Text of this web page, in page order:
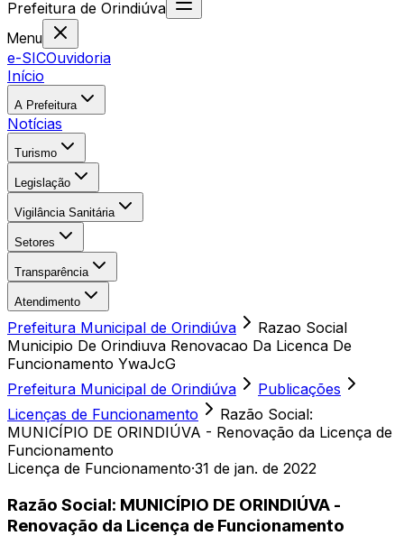
Prefeitura de Orindiúva
Menu
e-SICOuvidoria
Início
A Prefeitura
Notícias
Turismo
Legislação
Vigilância Sanitária
Setores
Transparência
Atendimento
Prefeitura Municipal de Orindiúva
Razao Social
Municipio De Orindiuva Renovacao Da Licenca De
Funcionamento YwaJcG
Prefeitura Municipal de Orindiúva
Publicações
Licenças de Funcionamento
Razão Social:
MUNICÍPIO DE ORINDIÚVA - Renovação da Licença de
Funcionamento
Licença de Funcionamento·31 de jan. de 2022
Razão Social: MUNICÍPIO DE ORINDIÚVA -
Renovação da Licença de Funcionamento